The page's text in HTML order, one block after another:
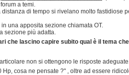
a temi.
di tempo si rivelano molto fastidiose
una apposita sezione chiamata OT.
sezione più adatta.
che lascino capire subito qual è il tema che
non si ottengono le risposte adeguate.
cosa ne pensate ?" , oltre ad essere